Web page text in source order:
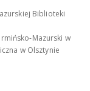
Biblioteki
Mazurski w
w Olsztynie